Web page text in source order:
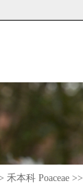
禾本科 Poaceae >>